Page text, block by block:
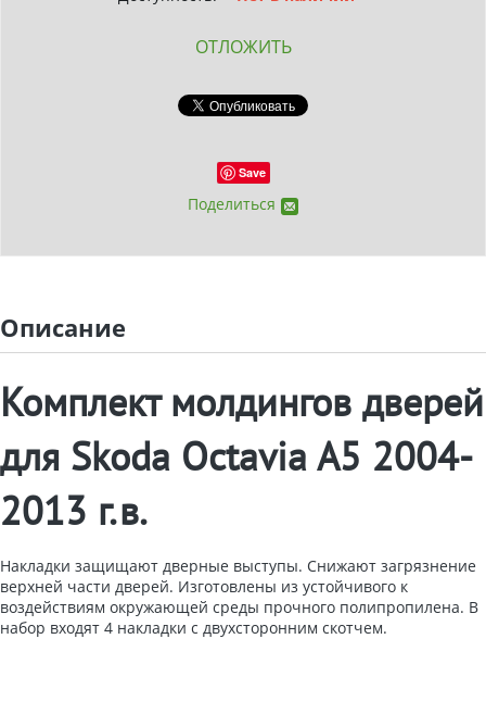
ОТЛОЖИТЬ
Save
Поделиться
Описание
Комплект молдингов дверей
для Skoda Octavia A5 2004-
2013 г.в.
Накладки защищают дверные выступы. Снижают загрязнение
верхней части дверей. Изготовлены из устойчивого к
воздействиям окружающей среды прочного полипропилена. В
набор входят 4 накладки с двухсторонним скотчем.